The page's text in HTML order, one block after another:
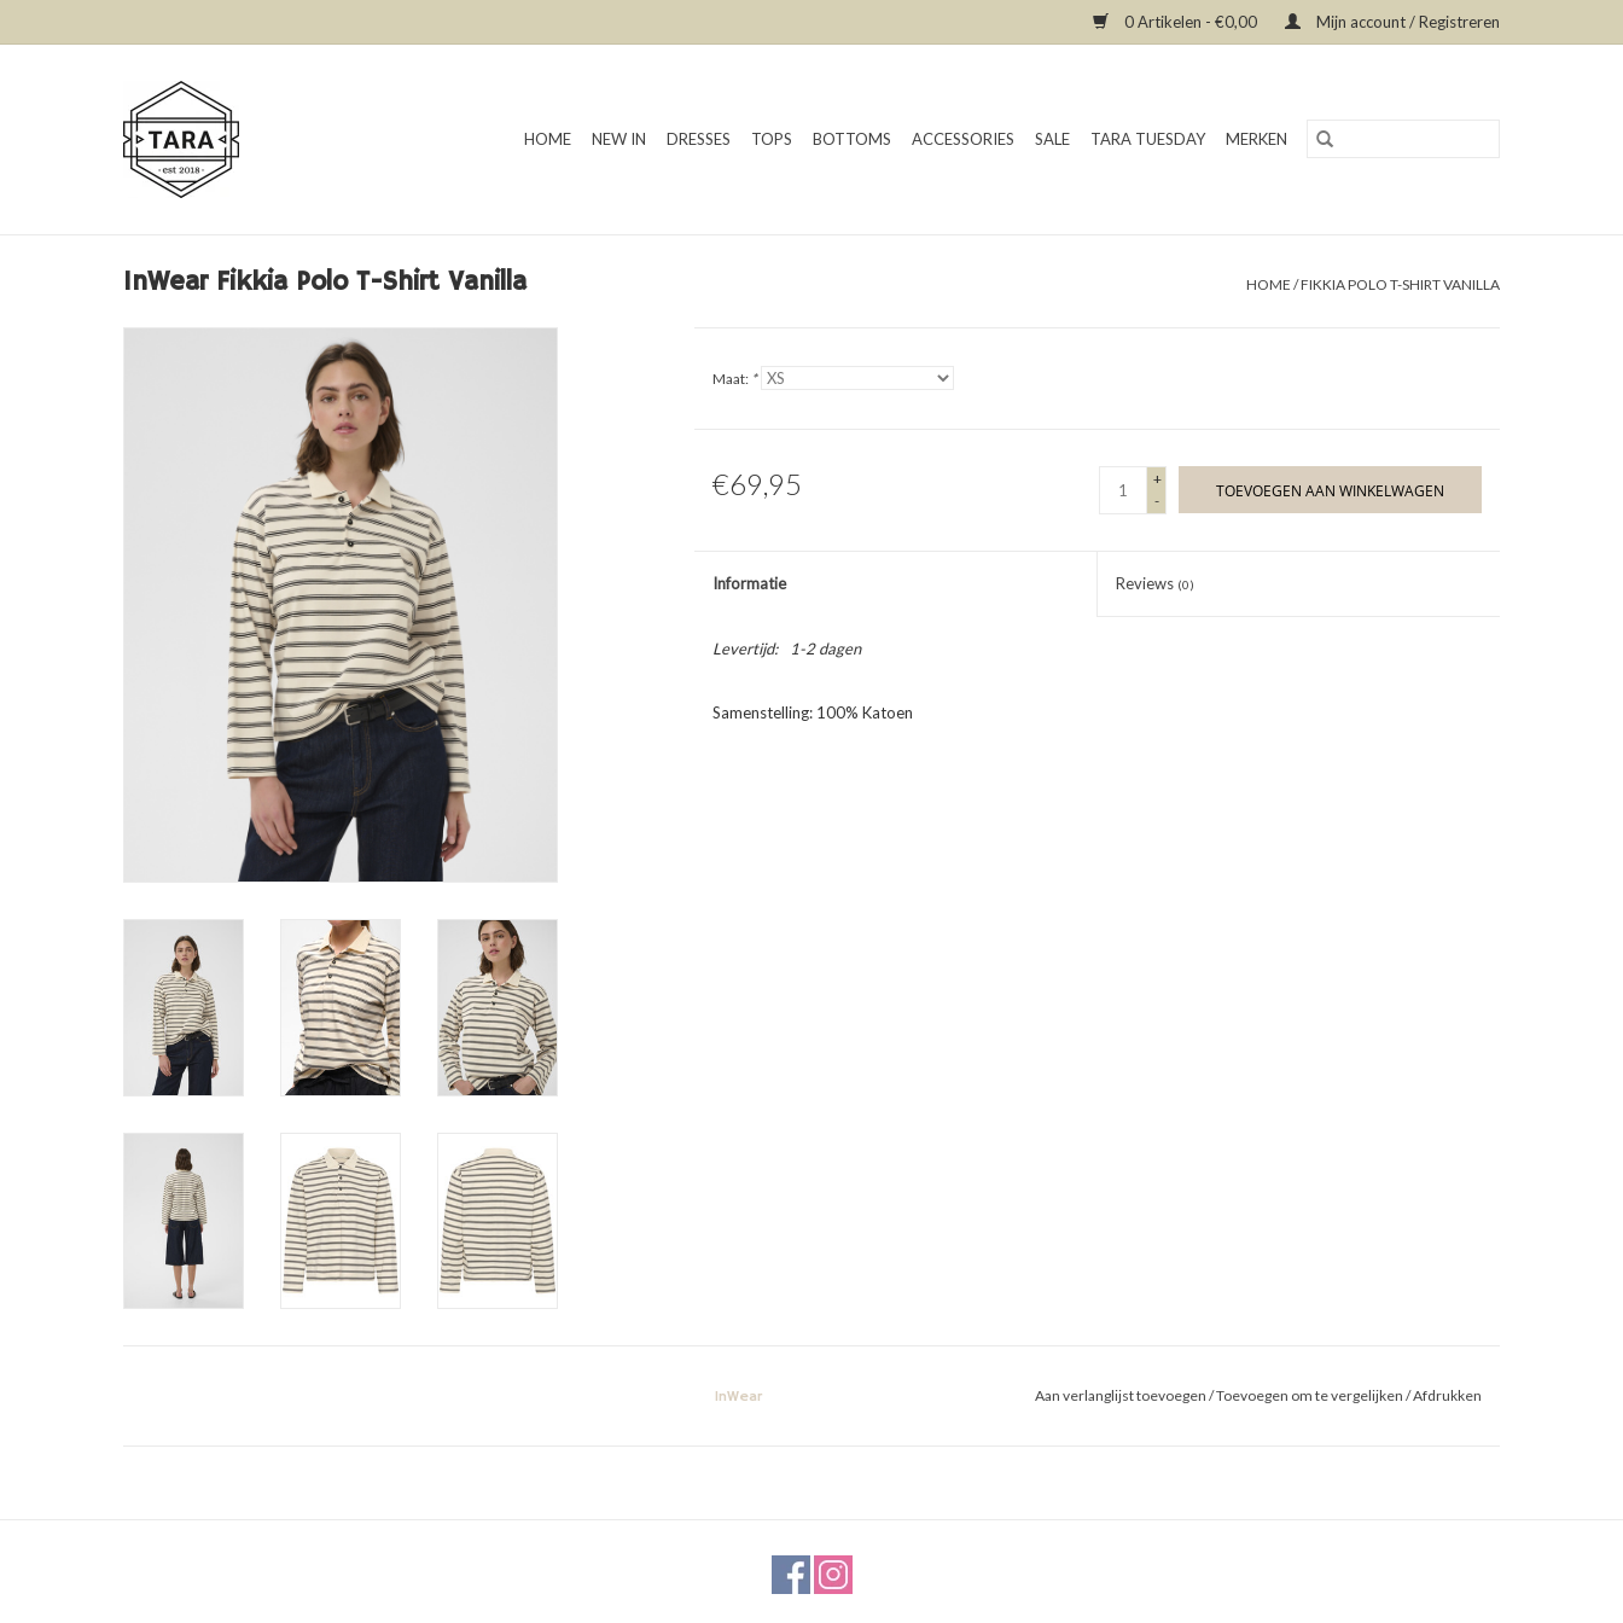
0 Artikelen - €0,00 Mijn account / Registreren
HOME NEW IN DRESSES TOPS BOTTOMS ACCESSORIES SALE TARA TUESDAY MERKEN
InWear Fikkia Polo T-Shirt Vanilla HOME /FIKKIA POLO T-SHIRT VANILLA
Maat: *
€69,95
+
-
TOEVOEGEN AAN WINKELWAGEN
Informatie Reviews (0)
Levertijd: 1-2 dagen
Samenstelling: 100% Katoen
InWear Aan verlanglijst toevoegen /Toevoegen om te vergelijken /Afdrukken